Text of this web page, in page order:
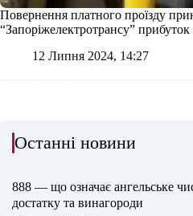
Повернення платного проїзду
“Запоріжелектротрансу”
12 Липня 2024, 14:27
Останні новини
888 — що означає ангельське
достатку та винагороди